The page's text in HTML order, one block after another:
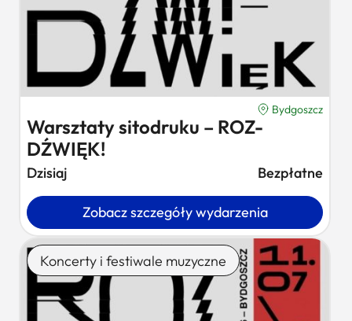
Bydgoszcz
Warsztaty sitodruku – ROZ-
DŹWIĘK!
Dzisiaj Bezpłatne
Zobacz szczegóły wydarzenia
Koncerty i festiwale muzyczne